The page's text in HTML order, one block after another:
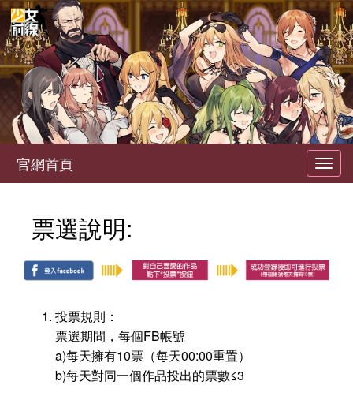
官網首頁
票選說明:
投票規則：
票選期間，每個FB帳號
a)每天擁有10票（每天00:00重置）
b)每天對同一個作品投出的票數≤3